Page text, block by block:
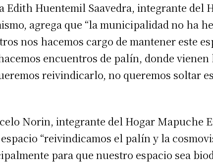
Edith Huentemil Saavedra, integrante del
agrega que “la municipalidad no ha
nos hacemos cargo de mantener este
encuentros de palín, donde vienen
reivindicarlo, no queremos soltar
Norin, integrante del Hogar Mapuche
“reivindicamos el palín y la
para que nuestro espacio sea